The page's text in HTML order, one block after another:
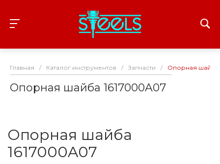
Главная / Каталог инструментов / Запчасти / Опорная шайба
Опорная шайба 1617000A07
Опорная шайба
1617000A07